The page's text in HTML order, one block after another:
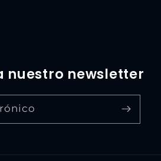
nuestro newsletter